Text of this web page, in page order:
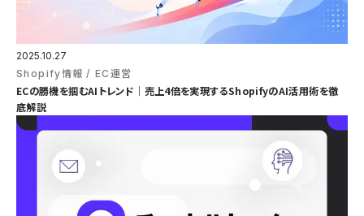
2025.10.27
Shopify情報
EC運営
ECの勝機を掴むAIトレンド｜売上4倍を実現するShopifyのAI活用術を徹
底解説